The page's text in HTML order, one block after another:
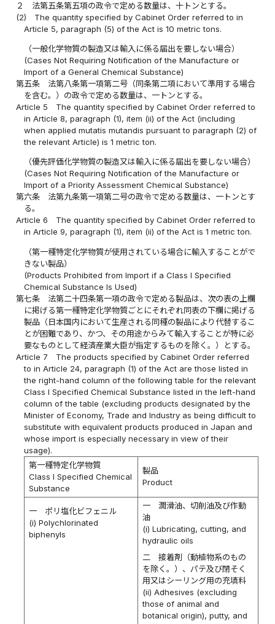
２
法第五条第五項の政令で定める数量は、十トンとする。
(2)
The quantity specified by Cabinet Order referred to in
Article 5, paragraph (5) of the Act is 10 metric tons.
（一般化学物質の製造又は輸入に係る届出を要しない場合）
(Cases Not Requiring Notification of the Manufacture or
Import of a General Chemical Substance)
第五条
法第八条第一項第二号（同条第二項において準用する場合
を含む。）の政令で定める数量は、一トンとする。
Article 5
The quantity specified by Cabinet Order referred to
in Article 8, paragraph (1), item (ii) of the Act (including
when applied mutatis mutandis pursuant to paragraph (2) of
the relevant Article) is 1 metric ton.
（優先評価化学物質の製造又は輸入に係る届出を要しない場合）
(Cases Not Requiring Notification of the Manufacture or
Import of a Priority Assessment Chemical Substance)
第六条
法第九条第一項第二号の政令で定める数量は、一トンとす
る。
Article 6
The quantity specified by Cabinet Order referred to
in Article 9, paragraph (1), item (ii) of the Act is 1 metric ton.
（第一種特定化学物質が使用されている場合に輸入することがで
きない製品）
(Products Prohibited from Import if a Class I Specified
Chemical Substance Is Used)
第七条
法第二十四条第一項の政令で定める製品は、次の表の上欄
に掲げる第一種特定化学物質ごとにそれぞれ同表の下欄に掲げる
製品（日本国内において生産される同種の製品により代替するこ
とが困難であり、かつ、その用途からみて輸入することが特に必
要なものとして経済産業大臣が指定するものを除く。）とする。
Article 7
The products specified by Cabinet Order referred
to in Article 24, paragraph (1) of the Act are those listed in
the right-hand column of the following table for the relevant
Class I Specified Chemical Substance listed in the left-hand
column of the table (excluding products designated by the
Minister of Economy, Trade and Industry as being difficult to
substitute with equivalent products produced in Japan and
whose import is especially necessary in view of their
usage).
第一種特定化学物質
Class I Specified Chemical
Substance
製品
Product
一 ポリ塩化ビフェニル
(i) Polychlorinated
biphenyls
一 潤滑油、切削油及び作動
油
(i) Lubricating, cutting, and
hydraulic oils
二 接着剤（動植物系のもの
を除く。）、パテ及び閉そく
用又はシーリング用の充填料
(ii) Adhesives (excluding
those of animal and
botanical origin), putty, and